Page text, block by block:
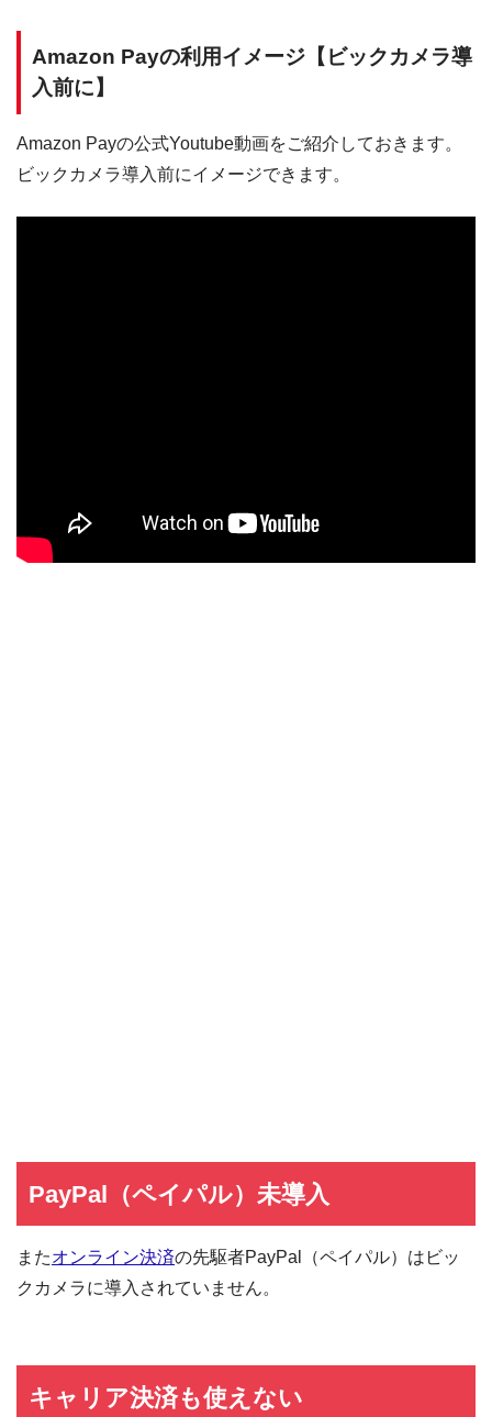
Amazon Payの利用イメージ【ビックカメラ導
入前に】
Amazon Payの公式Youtube動画をご紹介しておきます。
ビックカメラ導入前にイメージできます。
PayPal（ペイパル）未導入
またオンライン決済の先駆者PayPal（ペイパル）はビッ
クカメラに導入されていません。
キャリア決済も使えない